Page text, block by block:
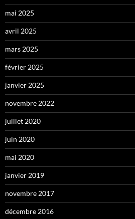
mai 2025
avril 2025
mars 2025
février 2025
janvier 2025
novembre 2022
juillet 2020
juin 2020
mai 2020
janvier 2019
novembre 2017
décembre 2016